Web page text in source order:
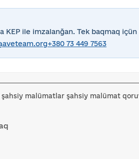
KEP ile imzalanğan. Tek baqmaq
+380 73 449 7563
şahsiy malümatlar şahsiy malümat